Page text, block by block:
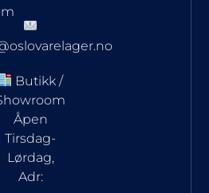
Butikk /
Åpen
Tirsdag-
Lørdag,
Adr: